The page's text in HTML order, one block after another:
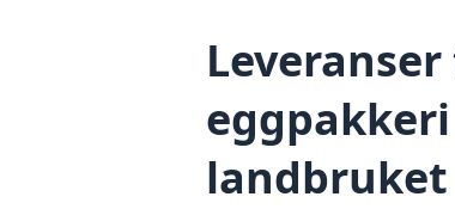
landbruket